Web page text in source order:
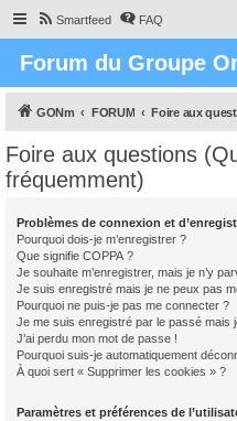
Smartfeed FAQ
Forum du Groupe
GONm FORUM
Foire aux questions
fréquemment)
Problèmes de connexion et
Pourquoi dois-je m’enregistrer ?
Que signifie COPPA ?
Je souhaite m’enregistrer, mais je n’y
Je suis enregistré mais je ne peux pas
Pourquoi ne puis-je pas me connecter ?
Je me suis enregistré par le passé mais
J’ai perdu mon mot de passe !
Pourquoi suis-je automatiquement
À quoi sert « Supprimer les cookies » ?
Paramètres et préférences de